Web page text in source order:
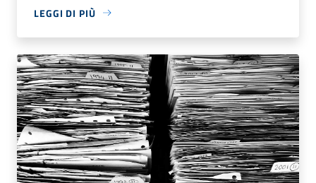
LEGGI DI PIÙ